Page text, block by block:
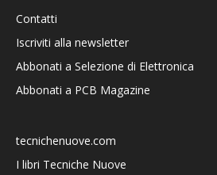
Contatti
Iscriviti alla newsletter
Abbonati a Selezione di Elettronica
Abbonati a PCB Magazine
tecnichenuove.com
I libri Tecniche Nuove